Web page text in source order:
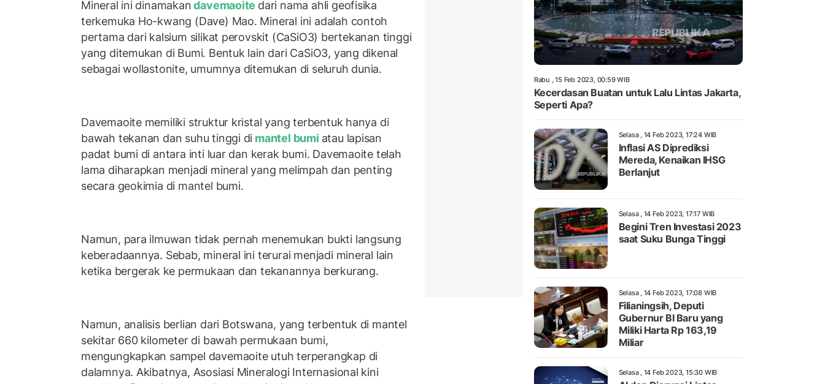
Mineral ini dinamakandavemaoite dari nama ahli geofisika
terkemuka Ho-kwang (Dave) Mao. Mineral ini adalah contoh
pertama dari kalsium silikat perovskit (CaSiO3) bertekanan tinggi
yang ditemukan di Bumi. Bentuk lain dari CaSiO3, yang dikenal
sebagai wollastonite, umumnya ditemukan di seluruh dunia.
Davemaoite memiliki struktur kristal yang terbentuk hanya di
bawah tekanan dan suhu tinggi di mantel bumi atau lapisan
padat bumi di antara inti luar dan kerak bumi. Davemaoite telah
lama diharapkan menjadi mineral yang melimpah dan penting
secara geokimia di mantel bumi.
Namun, para ilmuwan tidak pernah menemukan bukti langsung
keberadaannya. Sebab, mineral ini terurai menjadi mineral lain
ketika bergerak ke permukaan dan tekanannya berkurang.
Namun, analisis berlian dari Botswana, yang terbentuk di mantel
sekitar 660 kilometer di bawah permukaan bumi,
mengungkapkan sampel davemaoite utuh terperangkap di
dalamnya. Akibatnya, Asosiasi Mineralogi Internasional kini
Rabu , 15 Feb 2023, 00:59 WIB
Kecerdasan Buatan untuk Lalu Lintas Jakarta,
Seperti Apa?
Selasa , 14 Feb 2023, 17:24 WIB
Inflasi AS Diprediksi
Mereda, Kenaikan IHSG
Berlanjut
Selasa , 14 Feb 2023, 17:17 WIB
Begini Tren Investasi 2023
saat Suku Bunga Tinggi
Selasa , 14 Feb 2023, 17:08 WIB
Filianingsih, Deputi
Gubernur BI Baru yang
Miliki Harta Rp 163,19
Miliar
Selasa , 14 Feb 2023, 15:30 WIB